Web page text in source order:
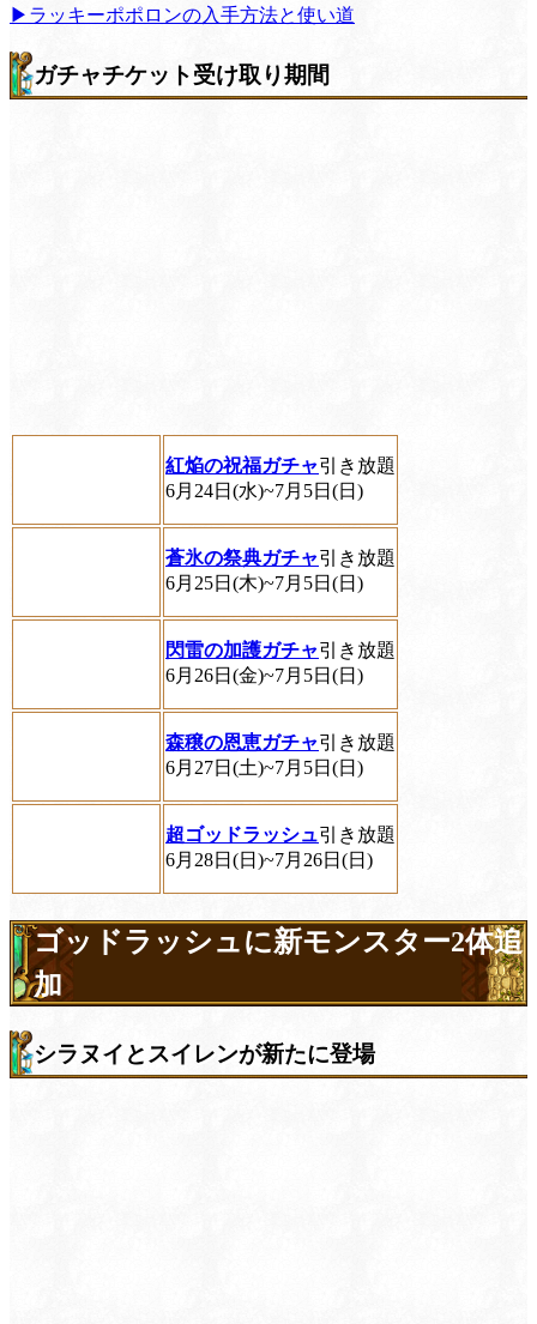
▶ラッキーポポロンの入手方法と使い道
ガチャチケット受け取り期間
紅焔の祝福ガチャ引き放題
6月24日(水)~7月5日(日)
蒼氷の祭典ガチャ引き放題
6月25日(木)~7月5日(日)
閃雷の加護ガチャ引き放題
6月26日(金)~7月5日(日)
森穣の恩恵ガチャ引き放題
6月27日(土)~7月5日(日)
超ゴッドラッシュ引き放題
6月28日(日)~7月26日(日)
ゴッドラッシュに新モンスター2体追
加
シラヌイとスイレンが新たに登場